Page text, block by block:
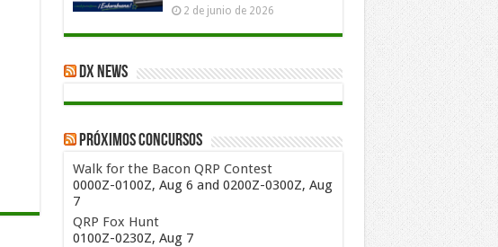
2 de junio de 2026
DX News
Próximos concursos
Walk for the Bacon QRP Contest
0000Z-0100Z, Aug 6 and 0200Z-0300Z, Aug
7
QRP Fox Hunt
0100Z-0230Z, Aug 7